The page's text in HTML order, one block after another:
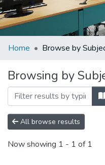
Home Browse by
Browsing by
All browse results
Now showing 1 - 1 of 1